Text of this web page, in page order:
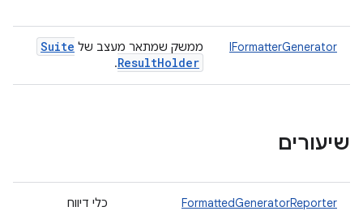
IFormatterGenerator ממשק שמתאר מעצב של Suite
ResultHolder
.
שיעורים
FormattedGeneratorReporter
כלי דיווח